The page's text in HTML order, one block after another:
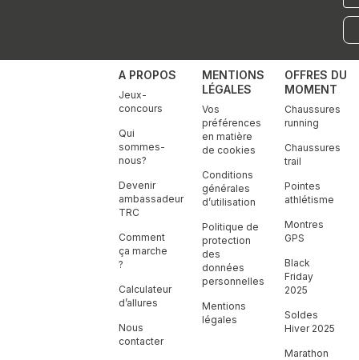
A PROPOS
Jeux-
concours
Qui
sommes-
nous?
Devenir
ambassadeur
TRC
Comment
ça marche
?
Calculateur
d’allures
Nous
contacter
MENTIONS
LÉGALES
Vos
préférences
en matière
de cookies
Conditions
générales
d’utilisation
Politique de
protection
des
données
personnelles
Mentions
légales
OFFRES DU
MOMENT
Chaussures
running
Chaussures
trail
Pointes
athlétisme
Montres
GPS
Black
Friday
2025
Soldes
Hiver 2025
Marathon